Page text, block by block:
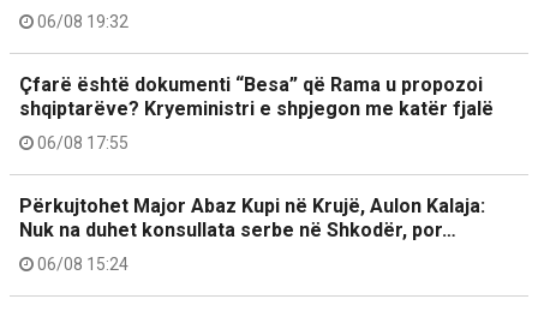
06/08 19:32
Çfarë është dokumenti “Besa” që Rama u propozoi
shqiptarëve? Kryeministri e shpjegon me katër fjalë
06/08 17:55
Përkujtohet Major Abaz Kupi në Krujë, Aulon Kalaja:
Nuk na duhet konsullata serbe në Shkodër, por…
06/08 15:24